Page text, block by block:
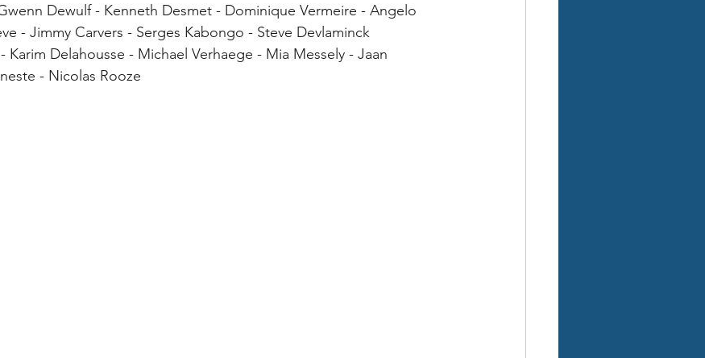
Dewulf - Kenneth Desmet - Dominique Vermeire - Angelo
- Jimmy Carvers - Serges Kabongo - Steve Devlaminck
Delahousse - Michael Verhaege - Mia Messely - Jaan
- Nicolas Rooze